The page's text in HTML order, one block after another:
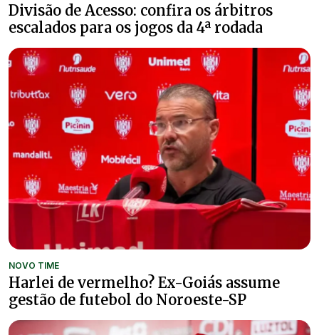
Divisão de Acesso: confira os árbitros
escalados para os jogos da 4ª rodada
NOVO TIME
Harlei de vermelho? Ex-Goiás assume
gestão de futebol do Noroeste-SP